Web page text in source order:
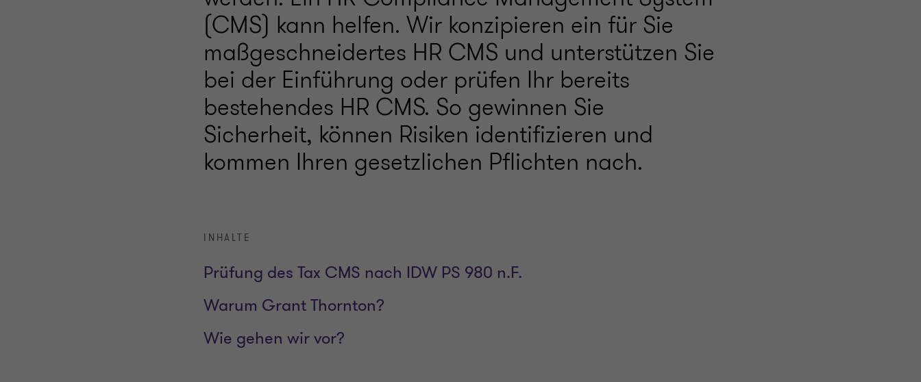
(CMS) kann helfen. Wir konzipieren ein für Sie
maßgeschneidertes HR CMS und unterstützen Sie
bei der Einführung oder prüfen Ihr bereits
bestehendes HR CMS. So gewinnen Sie
Sicherheit, können Risiken identifizieren und
kommen Ihren gesetzlichen Pflichten nach.
INHALTE
Prüfung des Tax CMS nach IDW PS 980 n.F.
Warum Grant Thornton?
Wie gehen wir vor?